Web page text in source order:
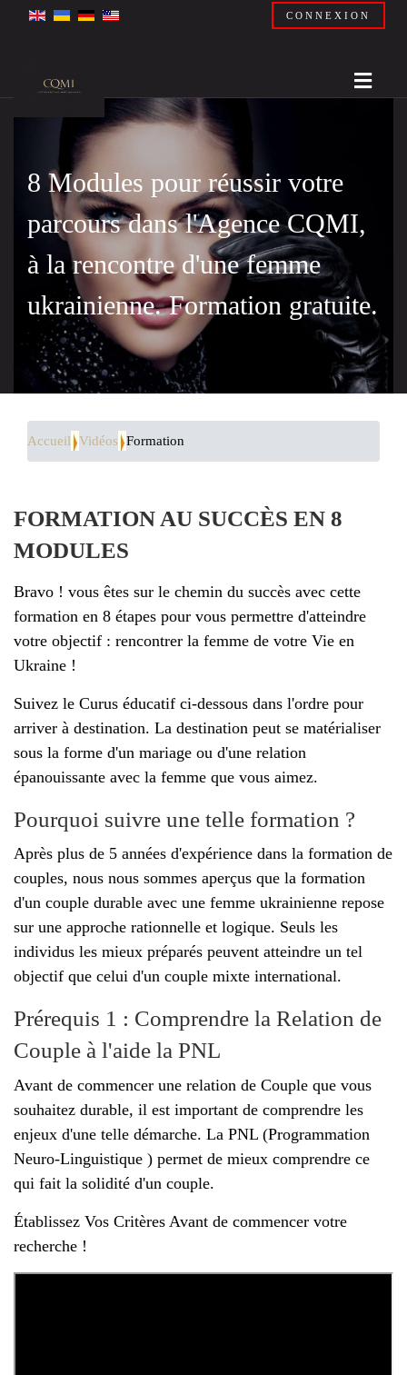
CONNEXION
8 Modules pour réussir votre
parcours dans l'Agence CQMI,
à la rencontre d'une femme
ukrainienne. Formation gratuite.
Accueil Vidéos Formation
FORMATION AU SUCCÈS EN 8
MODULES
Bravo ! vous êtes sur le chemin du succès avec cette
formation en 8 étapes pour vous permettre d'atteindre
votre objectif : rencontrer la femme de votre Vie en
Ukraine !
Suivez le Curus éducatif ci-dessous dans l'ordre pour
arriver à destination. La destination peut se matérialiser
sous la forme d'un mariage ou d'une relation
épanouissante avec la femme que vous aimez.
Pourquoi suivre une telle formation ?
Après plus de 5 années d'expérience dans la formation de
couples, nous nous sommes aperçus que la formation
d'un couple durable avec une femme ukrainienne repose
sur une approche rationnelle et logique. Seuls les
individus les mieux préparés peuvent atteindre un tel
objectif que celui d'un couple mixte international.
Prérequis 1 : Comprendre la Relation de
Couple à l'aide la PNL
Avant de commencer une relation de Couple que vous
souhaitez durable, il est important de comprendre les
enjeux d'une telle démarche. La PNL (Programmation
Neuro-Linguistique ) permet de mieux comprendre ce
qui fait la solidité d'un couple.
Établissez Vos Critères Avant de commencer votre
recherche !